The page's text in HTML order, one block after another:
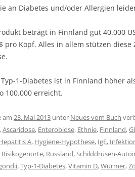
an Diabetes und/oder Allergien
beträgt in Finnland gut 40.000
pro Kopf. Alles in allem stützen
Typ-1-Diabetes ist in Finnland höher
100.000 erreicht.
am 23. Mai 2013 unter Neues vom Buch
,Ascaridose, Enterobiose, Ethnie, Finnland,
A, Hygiene-Hypothese, IgE,
Risikogenorte, Russland,Schilddrüsen-
,Typ-1-Diabetes,Vitamin D,Würmer,